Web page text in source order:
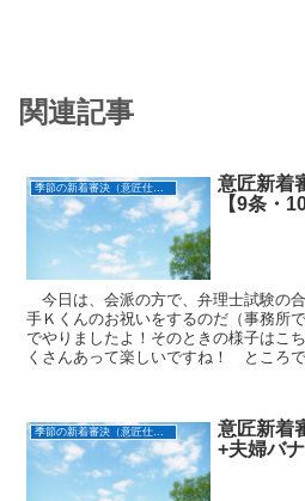
関連記事
季節の新着審決（意匠仕立て）
意匠新着
【9条・
今日は、会派の方で、弁理士試験の
手Ｋくんのお祝いをするのだ（事務所
でやりましたよ！そのときの様子はこ
くさんあって楽しいですね！ ところ
季節の新着審決（意匠仕立て）
意匠新着
+夫婦バ